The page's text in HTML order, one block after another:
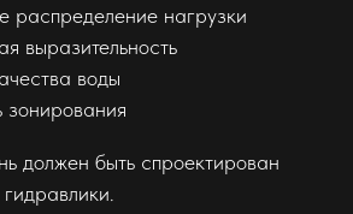
распределение нагрузки
выразительность
воды
зонирования
должен быть спроектирован